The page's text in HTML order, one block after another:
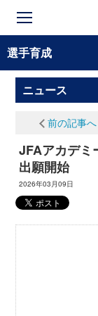
選手育成
ニュース
前の記事へ
JFAアカデ
出願開始
2026年03月09日